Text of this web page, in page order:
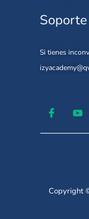
Soporte
Si tienes
Copyright